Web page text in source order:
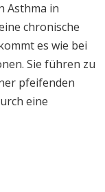
Asthma in
chronische
es wie bei
Sie führen zu
pfeifenden
eine